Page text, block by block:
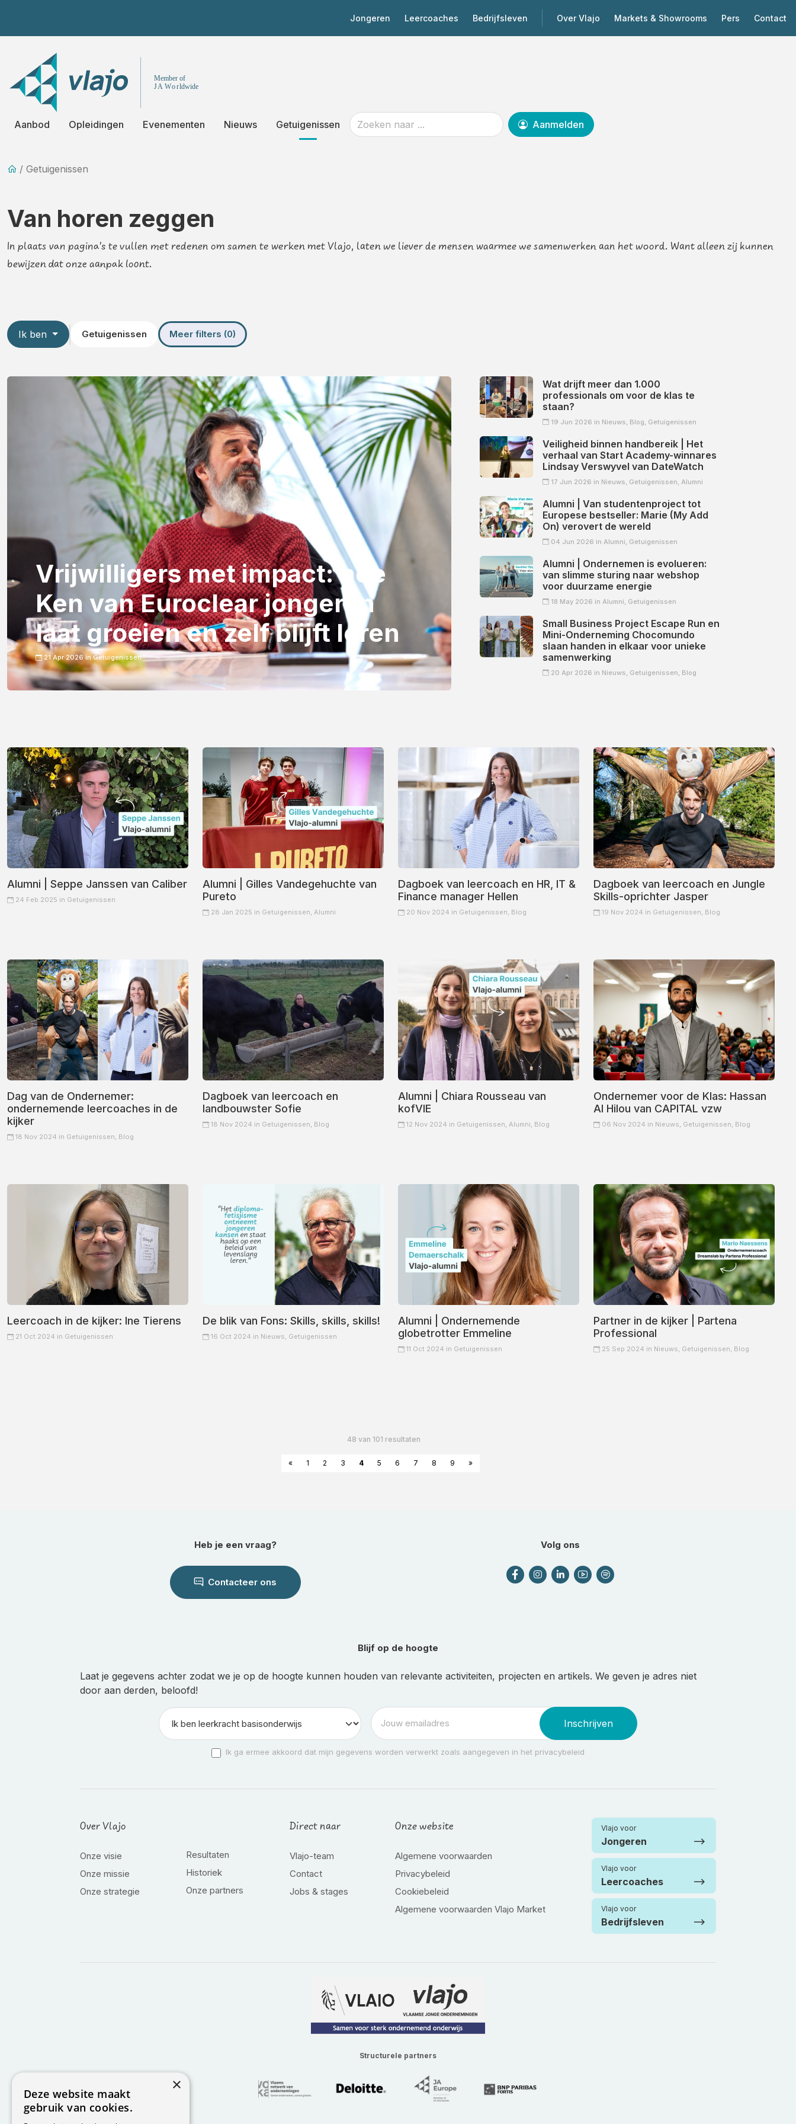
Jongeren Leercoaches Bedrijfsleven Over Vlajo Markets & Showrooms Pers Contact
Aanbod Opleidingen Evenementen Nieuws Getuigenissen Aanmelden
/ Getuigenissen
Van horen zeggen
In plaats van pagina's te vullen met redenen om samen te werken met Vlajo, laten we liever de mensen waarmee we samenwerken aan het woord. Want alleen zij kunnen
bewijzen dat onze aanpak loont.
Ik ben Getuigenissen Meer filters (0)
Vrijwilligers met impact: hoe
Ken van Euroclear jongeren
laat groeien en zelf blijft leren
21 Apr 2026 inGetuigenissen
Wat drijft meer dan 1.000
professionals om voor de klas te
staan?
19 Jun 2026 in Nieuws, Blog, Getuigenissen
Veiligheid binnen handbereik | Het
verhaal van Start Academy-winnares
Lindsay Verswyvel van DateWatch
17 Jun 2026 in Nieuws, Getuigenissen, Alumni
Alumni | Van studentenproject tot
Europese bestseller: Marie (My Add
On) verovert de wereld
04 Jun 2026 in Alumni, Getuigenissen
Alumni | Ondernemen is evolueren:
van slimme sturing naar webshop
voor duurzame energie
18 May 2026 in Alumni, Getuigenissen
Small Business Project Escape Run en
Mini-Onderneming Chocomundo
slaan handen in elkaar voor unieke
samenwerking
20 Apr 2026 in Nieuws, Getuigenissen, Blog
Alumni | Seppe Janssen van Caliber
24 Feb 2025 in Getuigenissen
Alumni | Gilles Vandegehuchte van
Pureto
28 Jan 2025 in Getuigenissen, Alumni
Dagboek van leercoach en HR, IT &
Finance manager Hellen
20 Nov 2024 in Getuigenissen, Blog
Dagboek van leercoach en Jungle
Skills-oprichter Jasper
19 Nov 2024 in Getuigenissen, Blog
Dag van de Ondernemer:
ondernemende leercoaches in de
kijker
18 Nov 2024 in Getuigenissen, Blog
Dagboek van leercoach en
landbouwster Sofie
18 Nov 2024 in Getuigenissen, Blog
Alumni | Chiara Rousseau van
kofVIE
12 Nov 2024 in Getuigenissen, Alumni, Blog
Ondernemer voor de Klas: Hassan
Al Hilou van CAPITAL vzw
06 Nov 2024 in Nieuws, Getuigenissen, Blog
Leercoach in de kijker: Ine Tierens
21 Oct 2024 in Getuigenissen
De blik van Fons: Skills, skills, skills!
16 Oct 2024 in Nieuws, Getuigenissen
Alumni | Ondernemende
globetrotter Emmeline
11 Oct 2024 in Getuigenissen
Partner in de kijker | Partena
Professional
25 Sep 2024 in Nieuws, Getuigenissen, Blog
48 van 101 resultaten
« 1 2 3 4 5 6 7 8 9 »
Heb je een vraag?
Contacteer ons
Volg ons
Blijf op de hoogte
Laat je gegevens achter zodat we je op de hoogte kunnen houden van relevante activiteiten, projecten en artikels. We geven je adres niet
door aan derden, beloofd!
Inschrijven
Ik ga ermee akkoord dat mijn gegevens worden verwerkt zoals aangegeven in het privacybeleid
Over Vlajo
Onze visie
Onze missie
Onze strategie
Resultaten
Historiek
Onze partners
Direct naar
Vlajo-team
Contact
Jobs & stages
Onze website
Algemene voorwaarden
Privacybeleid
Cookiebeleid
Algemene voorwaarden Vlajo Market
Vlajo voor
Jongeren
Vlajo voor
Leercoaches
Vlajo voor
Bedrijfsleven
Structurele partners
×
Deze website maakt
gebruik van cookies.